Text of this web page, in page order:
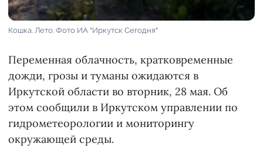
Кошка. Лето. Фото ИА "Иркутск Сегодня"
Переменная облачность, кратковременные
дожди, грозы и туманы ожидаются в
Иркутской области во вторник, 28 мая. Об
этом сообщили в Иркутском управлении по
гидрометеорологии и мониторингу
окружающей среды.